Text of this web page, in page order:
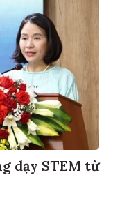
dạy STEM từ